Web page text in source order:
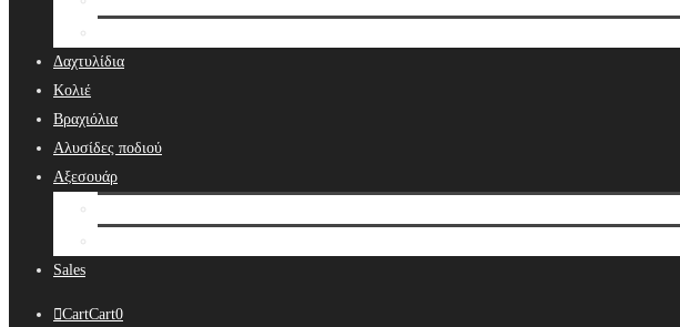
Δαχτυλίδια
Κολιέ
Βραχιόλια
Αλυσίδες ποδιού
Αξεσουάρ
Sales
CartCart0